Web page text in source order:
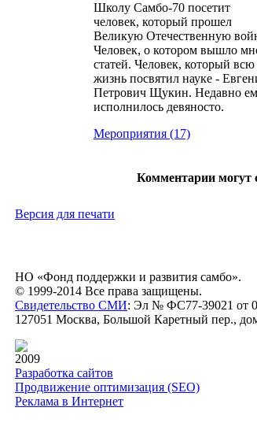
Школу Cамбо-70 посетит
человек, который прошел
Великую Отечественную
Человек, о котором вышло
статей. Человек, который всю
жизнь посвятил науке -
Петрович Щукин. Недавно
исполнилось девяносто.
Мероприятия (17)
Комментарии могут
Версия для печати
НО «Фонд поддержки и развития самбо».
© 1999-2014 Все права защищены.
Свидетельство СМИ: Эл № ФС77-39021 от
127051 Москва, Большой Каретный пер.,
2009
Разработка сайтов
Продвижение оптимизация (SEO)
Реклама в Интернет